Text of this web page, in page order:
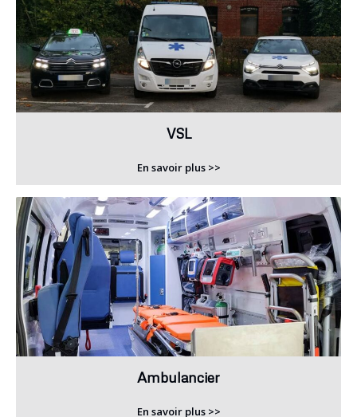
VSL
En savoir plus >>
Ambulancier
En savoir plus >>